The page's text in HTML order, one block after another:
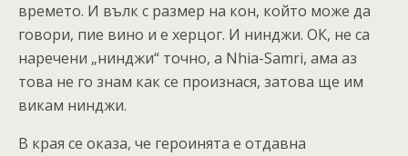
времето. И вълк с размер на кон, който може да
говори, пие вино и е херцог. И нинджи. ОК, не са
наречени „нинджи“ точно, а Nhia-Samri, ама аз
това не го знам как се произнася, затова ще им
викам нинджи.
В края се оказа, че героинята е отдавна